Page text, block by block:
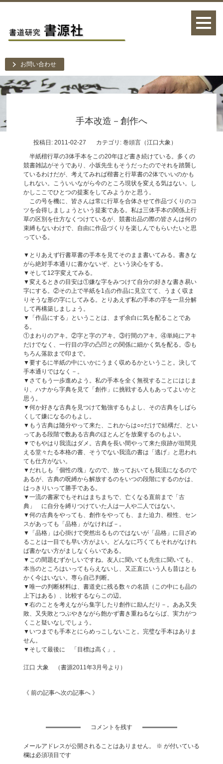
お問い合わせ
手本改造－創作へ
投稿日: 2011-02-27 カテゴリ: 巻頭言（江口大象）
半紙楷行草の3体手本をこの20年ほど書き続けている。多くの
競書雑誌がそうであり、小坂先生もそうだったのでそれを踏襲し
ているわけだが、考えてみれば楷書と行草書の2体でいいのかも
しれない。こういいながら今のところ現状を変える気はない。し
かしここでひとつの提案をしてみようかと思う。
この号を機に、皆さんは常に行草を合体させて作品づくりのコ
ツを会得しましょうという提案である。私は三体手本の関係上行
草の区別を仕方なくつけているが、競書出品の際の皆さんは何の
束縛もないわけで、自由に作品づくりを楽しんでもらいたいと思
っている。
▼とりあえず行書草書の手本を見てそのまま書いてみる。書きな
がら絶対手本通りに書かないぞ、という決心をする。
▼そして12字変えてみる。
▼変えるときの目安は①嫌な字をみつけて自分の好きな書き易い
字にする。②その上で半紙を1点の作品に見立てて、うまく収ま
りそうな形の字にしてみる。とりあえず私の手本の字を一旦分解
して再構築しましょう。
▼「作品にする」ということは、まず余白に気を配ることであ
る。
①まわりのアキ。②字と字のアキ。③行間のアキ。④単純にアキ
だけでなく、一行目の字の凸凹との関係に細かく気を配る。⑤も
ちろん落款まで印まで。
▼要するに半紙の中にいかにうまく収めるかということ。決して
手本通りではなく－。
▼さてもう一歩進めよう。私の手本を全く無視することにはじま
り、ハナから字典を見て「創作」に挑戦する人もあってよいかと
思う。
▼何か好きな古典を見つけて勉強するもよし、その古典をしばら
くして嫌になるのもよし。
▼もう古典は随分やって来た、これからは○○だけで結構だ、とい
ってある段階で数ある古典のほとんどを放棄するのもよい。
▼でもやはり我流はダメ。古典を長い間やって来た痕跡が垣間見
える堂々たる本格の書、そうでない我流の書は「逃げ」と思われ
ても仕方がない。
▼だれしも「個性の塊」なので、放っておいても我流になるので
あるが、古典の呪縛から解放するのをいつの段階にするのかは、
はっきりいって勝手である。
▼一流の書家でもそれはまちまちで、亡くなる直前まで「古
典」 に自分を縛りつけていた人は一人や二人ではない。
▼何の古典をやっても、創作をやっても、また迫力、根性、セン
スがあっても「品格」がなければ－。
▼「品格」は心掛けで突然出るものではないが「品格」に目ざめ
ることは一目でも早い方がよい。どんなに巧くてもそれがなけれ
ば書かない方がましなくらいである。
▼この間題むずかしいですね。友人に聞いても先生に聞いても、
本当のところはいってもらえないし、又正直にいう人も昔はとも
かく今はいない。専ら自己判断。
▼唯一の判断材料は、書道史に残る数々の名蹟（この中にも品の
上下はある）、比較するならこの辺。
▼右のことを考えながら集字したり創作に励んだり－。ああ又失
敗、又失敗とつぶやきながら飽かず書き重ねるならば、実力がつ
くこと疑いなしでしょう。
▼いつまでも手本とにらめっこしないこと。完璧な手本はありま
せん。
▼そして最後に 「目標は高く」。
江口 大象 （書源2011年3月号より）
《 前の記事へ次の記事へ 》
コメントを残す
メールアドレスが公開されることはありません。 ※ が付いている
欄は必須項目です